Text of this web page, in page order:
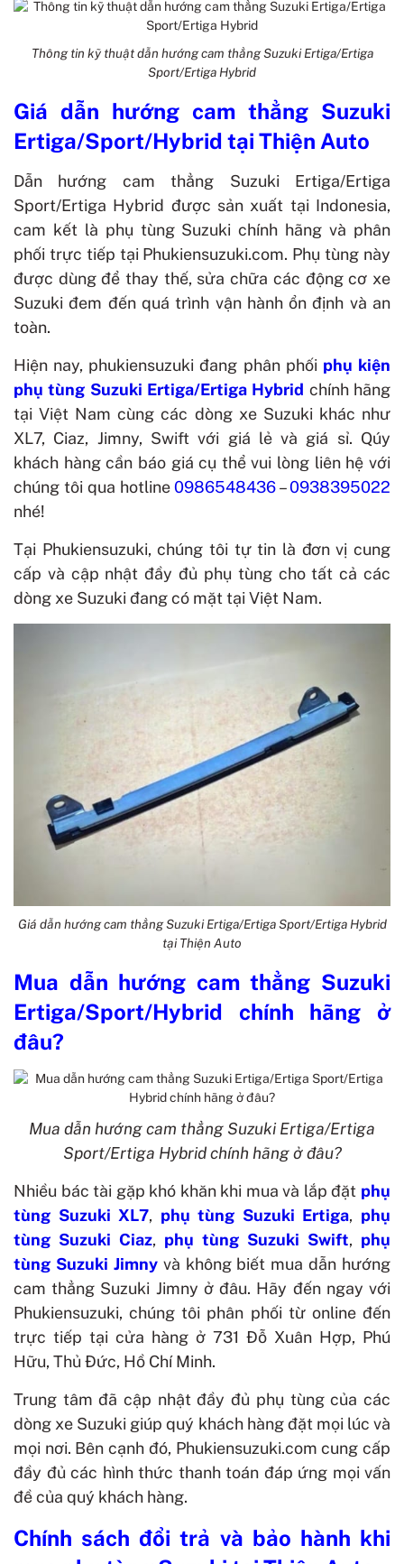
Thông tin kỹ thuật dẫn hướng cam thẳng Suzuki Ertiga/Ertiga
Sport/Ertiga Hybrid
Giá dẫn hướng cam thẳng Suzuki
Ertiga/Sport/Hybrid tại Thiện Auto
Dẫn hướng cam thẳng Suzuki Ertiga/Ertiga
Sport/Ertiga Hybrid được sản xuất tại Indonesia,
cam kết là phụ tùng Suzuki chính hãng và phân
phối trực tiếp tại Phukiensuzuki.com. Phụ tùng này
được dùng để thay thế, sửa chữa các động cơ xe
Suzuki đem đến quá trình vận hành ổn định và an
toàn.
Hiện nay, phukiensuzuki đang phân phối phụ kiện
phụ tùng Suzuki Ertiga/Ertiga Hybrid chính hãng
tại Việt Nam cùng các dòng xe Suzuki khác như
XL7, Ciaz, Jimny, Swift với giá lẻ và giá sỉ. Qúy
khách hàng cần báo giá cụ thể vui lòng liên hệ với
chúng tôi qua hotline0986548436–0938395022
nhé!
Tại Phukiensuzuki, chúng tôi tự tin là đơn vị cung
cấp và cập nhật đầy đủ phụ tùng cho tất cả các
dòng xe Suzuki đang có mặt tại Việt Nam.
Giá dẫn hướng cam thẳng Suzuki Ertiga/Ertiga Sport/Ertiga Hybrid
tại Thiện Auto
Mua dẫn hướng cam thẳng Suzuki
Ertiga/Sport/Hybrid chính hãng ở
đâu?
Mua dẫn hướng cam thẳng Suzuki Ertiga/Ertiga
Sport/Ertiga Hybrid chính hãng ở đâu?
Nhiều bác tài gặp khó khăn khi mua và lắp đặt phụ
tùng Suzuki XL7, phụ tùng Suzuki Ertiga, phụ
tùng Suzuki Ciaz, phụ tùng Suzuki Swift, phụ
tùng Suzuki Jimnyvà không biết mua dẫn hướng
cam thẳng Suzuki Jimny ở đâu. Hãy đến ngay với
Phukiensuzuki, chúng tôi phân phối từ online đến
trực tiếp tại cửa hàng ở 731 Đỗ Xuân Hợp, Phú
Hữu, Thủ Đức, Hồ Chí Minh.
Trung tâm đã cập nhật đầy đủ phụ tùng của các
dòng xe Suzuki giúp quý khách hàng đặt mọi lúc và
mọi nơi. Bên cạnh đó, Phukiensuzuki.com cung cấp
đầy đủ các hình thức thanh toán đáp ứng mọi vấn
đề của quý khách hàng.
Chính sách đổi trả và bảo hành khi